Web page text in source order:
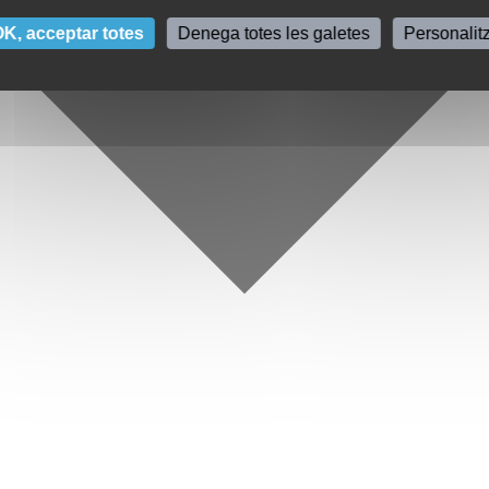
acceptar totes Denega totes les galetes